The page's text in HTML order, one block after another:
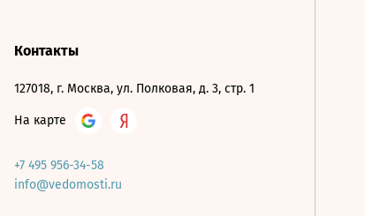
Контакты
127018, г. Москва, ул. Полковая, д. 3, стр. 1
На карте
+7 495 956-34-58
info@vedomosti.ru